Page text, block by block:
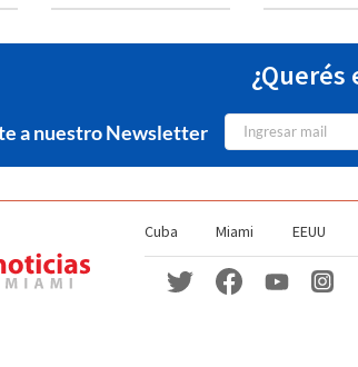
¿Querés
a nuestro Newsletter
Cuba Miami EEUU